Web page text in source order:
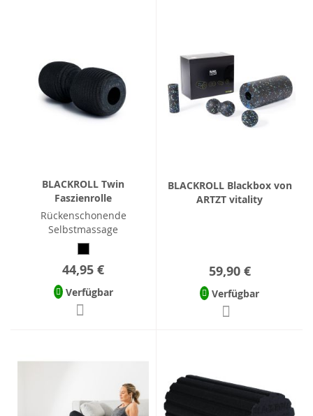
BLACKROLL Twin
Faszienrolle
Rückenschonende
Selbstmassage
44,95 €
Verfügbar
BLACKROLL Blackbox von
ARTZT vitality
59,90 €
Verfügbar